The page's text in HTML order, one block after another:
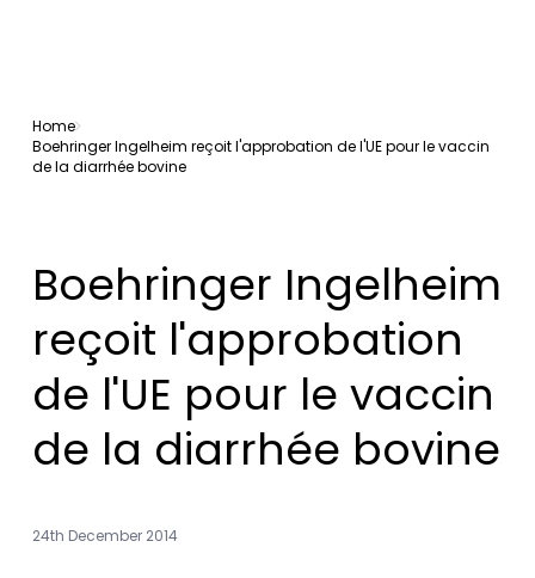
Home
Boehringer Ingelheim reçoit l'approbation de l'UE pour le vaccin
de la diarrhée bovine
Boehringer Ingelheim
reçoit l'approbation
de l'UE pour le vaccin
de la diarrhée bovine
24th December 2014